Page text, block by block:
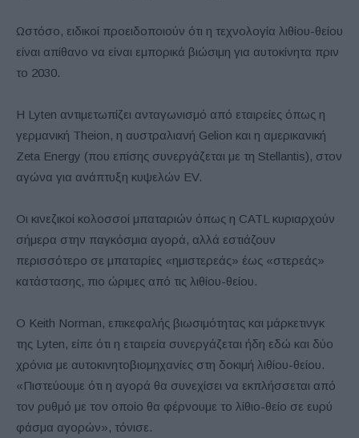
Ωστόσο, ειδικοί προειδοποιούν ότι η τεχνολογία λιθίου-θείου
είναι απίθανο να είναι εμπορικά βιώσιμη για αυτοκίνητα πριν
το 2030.
Η Lyten αντιμετωπίζει ανταγωνισμό από εταιρείες όπως η
γερμανική Theion, η αυστραλιανή Gelion και η αμερικανική
Zeta Energy (που επίσης συνεργάζεται με τη Stellantis), στον
αγώνα για ανάπτυξη κυψελών EV.
Οι κινεζικοί κολοσσοί μπαταριών όπως η CATL κυριαρχούν
σήμερα στην παγκόσμια αγορά, αλλά εστιάζουν
περισσότερο σε μπαταρίες «ημιστερεάς» έως «στερεάς»
κατάστασης, πιο ώριμες από τις λιθίου-θείου.
Ο Keith Norman, επικεφαλής βιωσιμότητας και μάρκετινγκ
της Lyten, είπε ότι η εταιρεία συνεργάζεται ήδη εδώ και δύο
χρόνια με αυτοκινητοβιομηχανίες στη δοκιμή λιθίου-θείου.
«Πιστεύουμε ότι η αγορά θα συνεχίσει να εκπλήσσεται από
τον ρυθμό με τον οποίο θα φέρνουμε το λίθιο-θείο σε ευρύ
φάσμα αγορών», τόνισε.